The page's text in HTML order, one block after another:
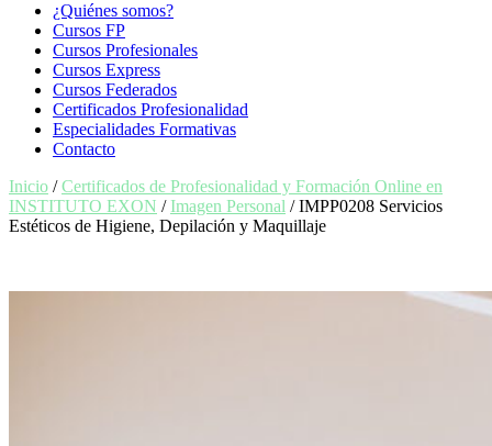
¿Quiénes somos?
Cursos FP
Cursos Profesionales
Cursos Express
Cursos Federados
Certificados Profesionalidad
Especialidades Formativas
Contacto
Inicio /Certificados de Profesionalidad y Formación Online en
INSTITUTO EXON / Imagen Personal / IMPP0208 Servicios
Estéticos de Higiene, Depilación y Maquillaje